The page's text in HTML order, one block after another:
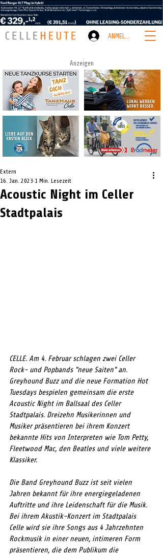
ANMELDEN
Anzeigen
Acoustic Night im Celler
Stadtpalais
Extern
16. Jan. 2023 1 Min. Lesezeit
CELLE. Am 4. Februar schlagen zwei Celler
Rock- und Popbands "neue Saiten" an.
Greyhound Buzz und die neue Formation Hot
Tuesdays bespielen gemeinsam die erste
Acoustic Night im Ballsaal des Celler
Stadtpalais. Dreizehn Musikerinnen und
Musiker präsentieren bei ihrem Konzert
bekannte Hits von Interpreten wie Tom Petty,
Fleetwood Mac, den Beatles und viele weitere
Klassiker.
Die Band Greyhound Buzz ist seit vielen
Jahren bekannt für ihre energiegeladenen
Auftritte und ihre Leidenschaft für die Musik.
Bei ihrem Akustik-Konzert im Stadtpalais
Celle wird sie ihre Songs aus 4 Jahrzehnten
Rockmusik in einer neuen, intimeren Form
präsentieren, die dem Publikum die